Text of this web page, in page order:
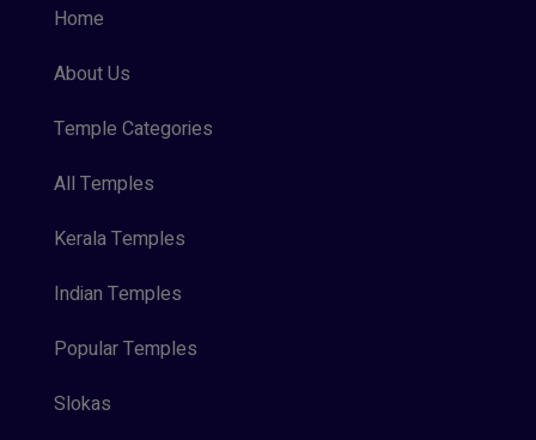
Home
About Us
Temple Categories
All Temples
Kerala Temples
Indian Temples
Popular Temples
Slokas